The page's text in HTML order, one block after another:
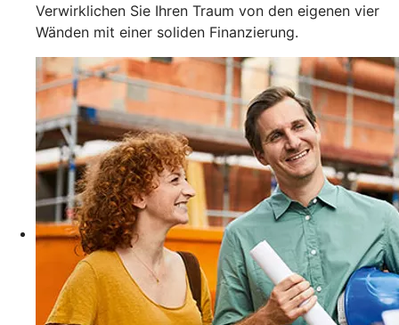
Verwirklichen Sie Ihren Traum von den eigenen vier
Wänden mit einer soliden Finanzierung.